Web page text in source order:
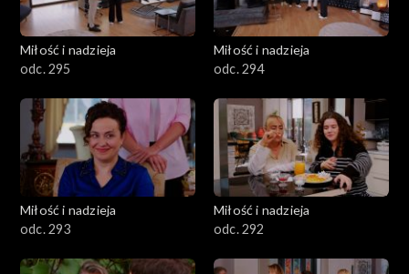
Miłość i nadzieja
odc. 295
Miłość i nadzieja
odc. 294
Miłość i nadzieja
odc. 293
Miłość i nadzieja
odc. 292